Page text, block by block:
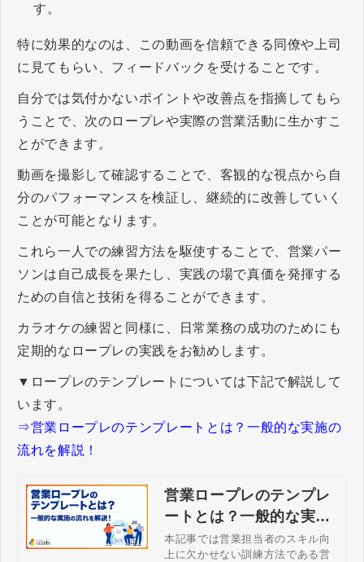
す。
特に効果的なのは、この動画を信頼できる同僚や上司
に見てもらい、フィードバックを受けることです。
自分では気付かないポイントや改善点を指摘してもら
うことで、次のロープレや実際の営業活動に生かすこ
とができます。
動画を撮影して確認することで、客観的な視点から自
分のパフォーマンスを検証し、継続的に改善していく
ことが可能となります。
これら一人での練習方法を駆使することで、営業パー
ソンは自己成長を果たし、実践の場で真価を発揮する
ための自信と技術を得ることができます。
カラオケの練習と同様に、日常業務の成功のためにも
定期的なロープレの実践をお勧めします。
▼ロープレのテンプレートについては下記で解説して
います。
⇒営業ロープレのテンプレートとは？一般的な実施の
流れを解説！
営業ロープレのテンプレ
ートとは？一般的な実施
の流れを解説！
本記事では営業担当者のスキル向
上に欠かせない訓練方法である営